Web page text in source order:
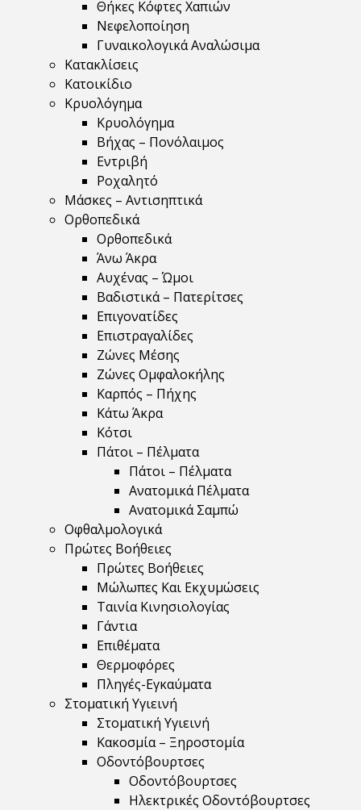
Θήκες Κόφτες Χαπιών
Νεφελοποίηση
Γυναικολογικά Αναλώσιμα
Κατακλίσεις
Κατοικίδιο
Κρυολόγημα
Κρυολόγημα
Βήχας – Πονόλαιμος
Εντριβή
Ροχαλητό
Μάσκες – Αντισηπτικά
Ορθοπεδικά
Ορθοπεδικά
Άνω Άκρα
Αυχένας – Ώμοι
Βαδιστικά – Πατερίτσες
Επιγονατίδες
Επιστραγαλίδες
Ζώνες Μέσης
Ζώνες Ομφαλοκήλης
Καρπός – Πήχης
Κάτω Άκρα
Κότσι
Πάτοι – Πέλματα
Πάτοι – Πέλματα
Ανατομικά Πέλματα
Ανατομικά Σαμπώ
Οφθαλμολογικά
Πρώτες Βοήθειες
Πρώτες Βοήθειες
Μώλωπες Και Εκχυμώσεις
Ταινία Κινησιολογίας
Γάντια
Επιθέματα
Θερμοφόρες
Πληγές-Εγκαύματα
Στοματική Υγιεινή
Στοματική Υγιεινή
Κακοσμία – Ξηροστομία
Οδοντόβουρτσες
Οδοντόβουρτσες
Ηλεκτρικές Οδοντόβουρτσες